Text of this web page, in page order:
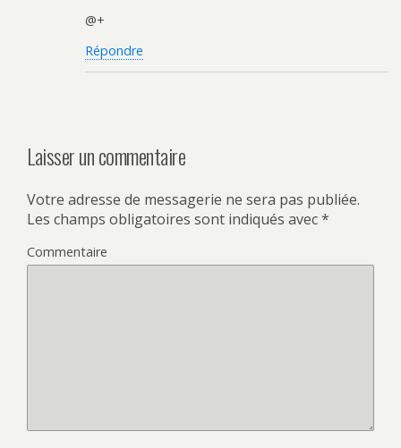
@+
Répondre
Laisser un commentaire
Votre adresse de messagerie ne sera pas publiée.
Les champs obligatoires sont indiqués avec*
Commentaire